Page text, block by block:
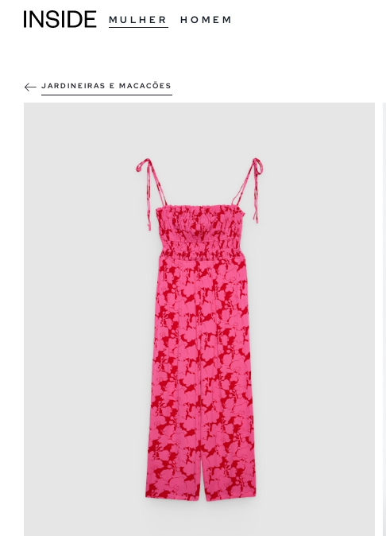
MULHER HOMEM
JARDINEIRAS E MACACÕES